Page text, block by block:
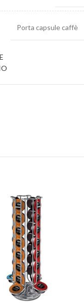
Porta capsule caffè